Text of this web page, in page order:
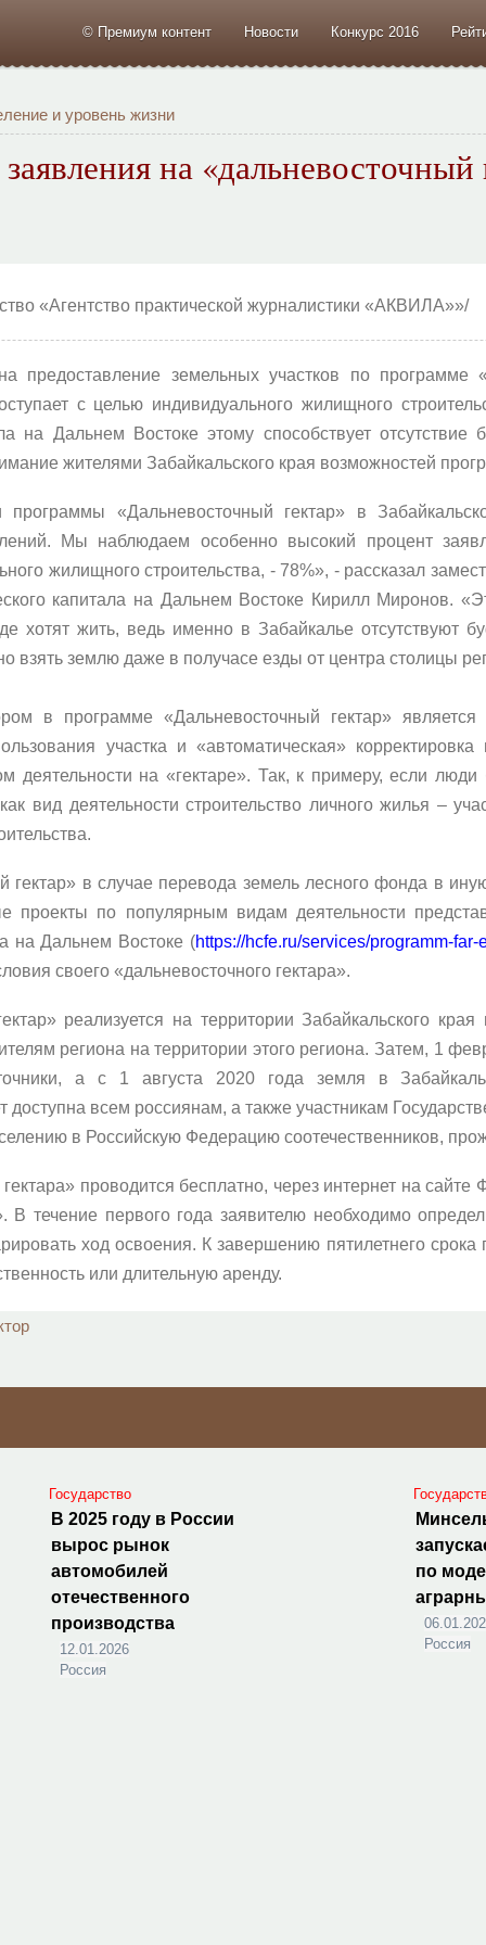
© Премиум контент Новости Конкурс 2016
и уровень жизни
на «дальневосточный
«Агентство практической журналистики «АКВИЛА»»/
предоставление земельных участков по программе
с целью индивидуального жилищного
на Дальнем Востоке этому способствует
жителями Забайкальского края возможностей
«Дальневосточный гектар» в
Мы наблюдаем особенно высокий процент
жилищного строительства, - 78%», - рассказал
капитала на Дальнем Востоке Кирилл Миронов.
хотят жить, ведь именно в Забайкалье отсутствуют
взять землю даже в получасе езды от центра столицы
в программе «Дальневосточный гектар» является
участка и «автоматическая»
деятельности на «гектаре». Так, к примеру, если
вид деятельности строительство личного жилья –
в случае перевода земель лесного фонда в
проекты по популярным видам деятельности
на Дальнем Востоке (https://hcfe.ru/services/programm-far-
своего «дальневосточного гектара».
реализуется на территории Забайкальского
региона на территории этого региона. Затем, 1
а с 1 августа 2020 года земля в
доступна всем россиянам, а также участникам
в Российскую Федерацию соотечественников,
проводится бесплатно, через интернет на
течение первого года заявителю необходимо
ход освоения. К завершению пятилетнего
или длительную аренду.
Государство
В 2025 году в России
вырос рынок
автомобилей
отечественного
производства
12.01.2026
Россия
по
Россия